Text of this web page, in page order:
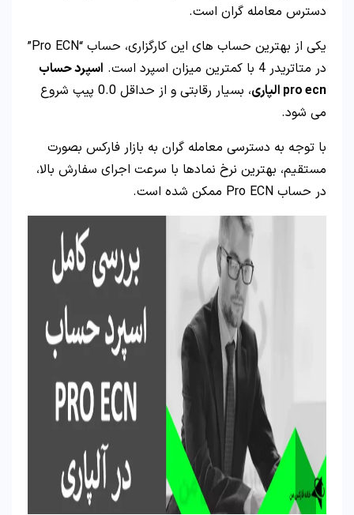
دسترس معامله گران است.
یکی از بهترین حساب های این کارگزاری، حساب “Pro ECN”
در متاتریدر 4 با کمترین میزان اسپرد است.
اسپرد حساب
pro ecn الپاری
، بسیار رقابتی و از حداقل 0.0 پیپ شروع
می شود.
با توجه به دسترسی معامله گران به بازار فارکس بصورت
مستقیم، بهترین نرخ نمادها با سرعت اجرای سفارش بالا،
در حساب Pro ECN ممکن شده است.